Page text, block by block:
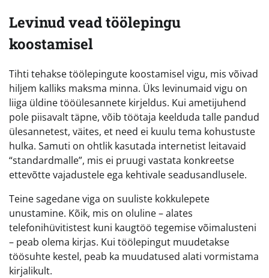
Levinud vead töölepingu
koostamisel
Tihti tehakse töölepingute koostamisel vigu, mis võivad
hiljem kalliks maksma minna. Üks levinumaid vigu on
liiga üldine tööülesannete kirjeldus. Kui ametijuhend
pole piisavalt täpne, võib töötaja keelduda talle pandud
ülesannetest, väites, et need ei kuulu tema kohustuste
hulka. Samuti on ohtlik kasutada internetist leitavaid
“standardmalle”, mis ei pruugi vastata konkreetse
ettevõtte vajadustele ega kehtivale seadusandlusele.
Teine sagedane viga on suuliste kokkulepete
unustamine. Kõik, mis on oluline – alates
telefonihüvitistest kuni kaugtöö tegemise võimalusteni
– peab olema kirjas. Kui töölepingut muudetakse
töösuhte kestel, peab ka muudatused alati vormistama
kirjalikult.